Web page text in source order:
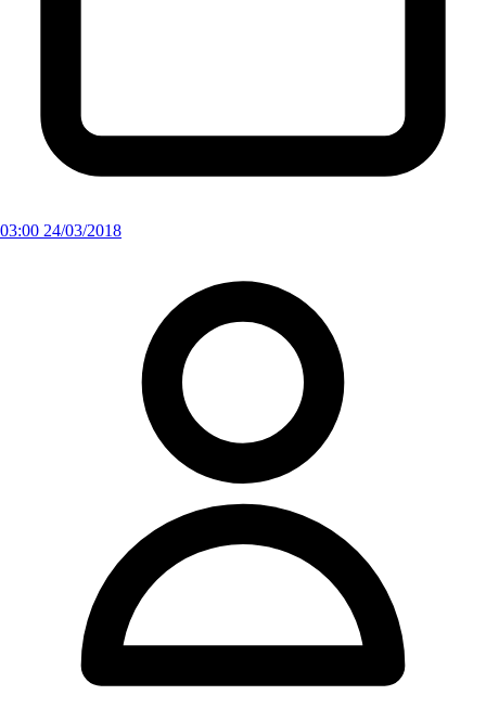
03:00 24/03/2018